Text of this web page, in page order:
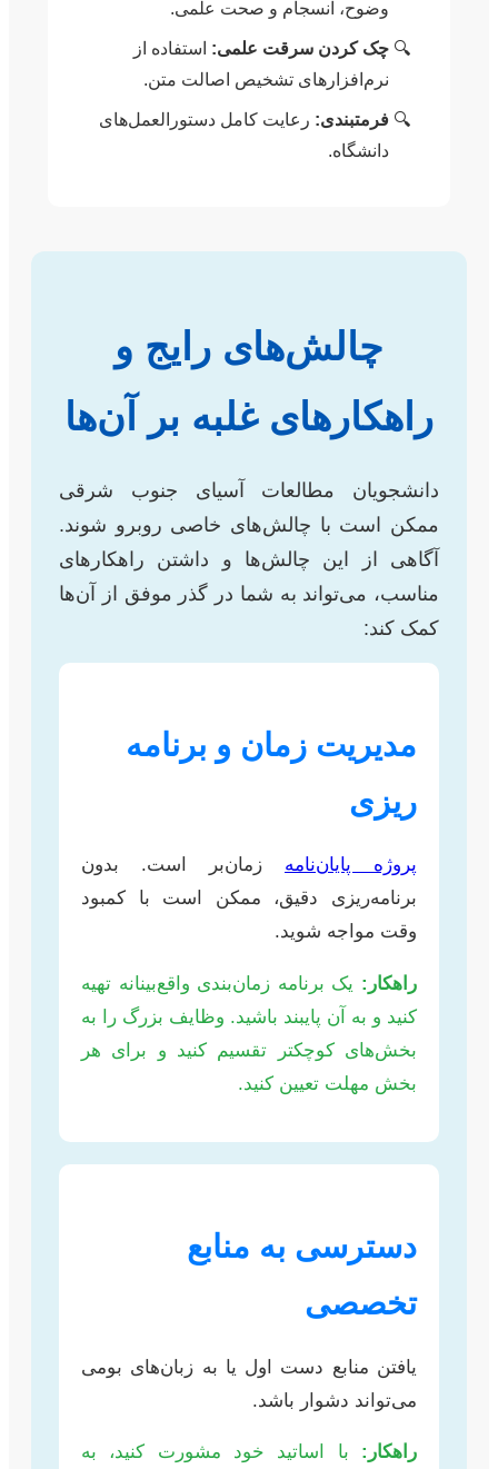
وضوح، انسجام و صحت علمی.
چک کردن سرقت علمی: استفاده از
نرم‌افزارهای تشخیص اصالت متن.
فرمتبندی: رعایت کامل دستورالعمل‌های
دانشگاه.
چالش‌های رایج و
راهکارهای غلبه بر آن‌ها
دانشجویان مطالعات آسیای جنوب شرقی
ممکن است با چالش‌های خاصی روبرو شوند.
آگاهی از این چالش‌ها و داشتن راهکارهای
مناسب، می‌تواند به شما در گذر موفق از آن‌ها
کمک کند:
مدیریت زمان و برنامه
ریزی
پروژه پایان‌نامه زمان‌بر است. بدون
برنامه‌ریزی دقیق، ممکن است با کمبود
وقت مواجه شوید.
راهکار: یک برنامه زمان‌بندی واقع‌بینانه تهیه
کنید و به آن پایبند باشید. وظایف بزرگ را به
بخش‌های کوچکتر تقسیم کنید و برای هر
بخش مهلت تعیین کنید.
دسترسی به منابع
تخصصی
یافتن منابع دست اول یا به زبان‌های بومی
می‌تواند دشوار باشد.
راهکار: با اساتید خود مشورت کنید، به